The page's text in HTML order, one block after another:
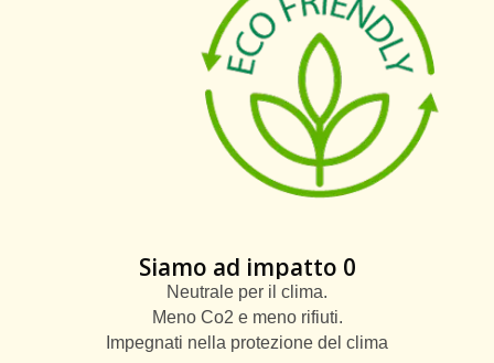
Siamo ad impatto 0
Neutrale per il clima.
Meno Co2 e meno rifiuti.
Impegnati nella protezione del clima